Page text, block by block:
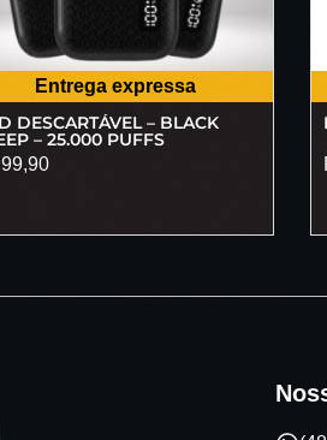
Entrega expressa
DESCARTÁVEL – BLACK
– 25.000 PUFFS
99,90